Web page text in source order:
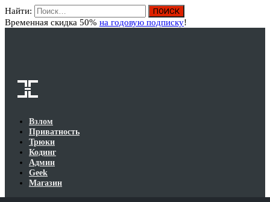
Найти:
Временная скидка 50% на годовую подписку!
Взлом
Приватность
Трюки
Кодинг
Админ
Geek
Магазин